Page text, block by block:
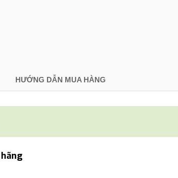
HƯỚNG DẪN MUA HÀNG